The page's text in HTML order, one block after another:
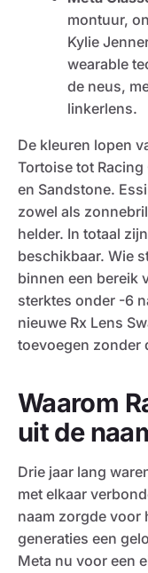
montuur,
Kylie
wearable
de neus,
linkerlens.
De kleuren lopen
Tortoise tot
en Sandstone.
zowel als
helder. In totaal
beschikbaar. Wie
binnen een bereik
sterktes onder -6
nieuwe Rx Lens
toevoegen zonder
Waarom
uit de
Drie jaar lang
met elkaar
naam zorgde voor
generaties een
Meta nu voor een